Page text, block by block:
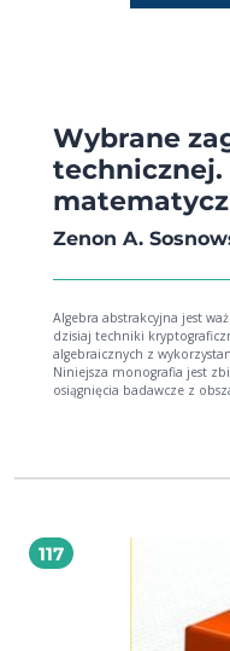
Wybrane
Zenon A.
Algebra abstrakcyjna jest
dzisiaj techniki
algebraicznych z
Niniejsza monografia jest
osiągnięcia badawcze z
117